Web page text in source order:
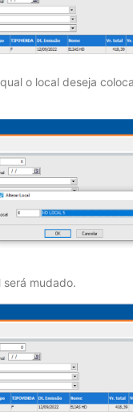
o local deseja
será mudado.